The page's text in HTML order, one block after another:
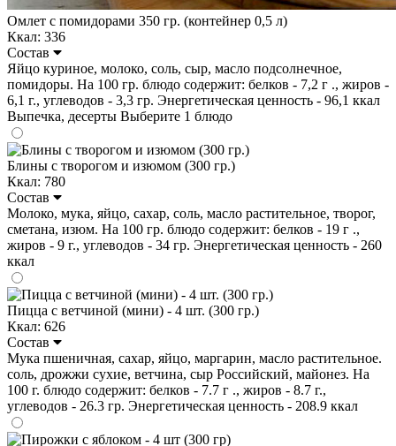
Омлет с помидорами 350 гр. (контейнер 0,5 л)
Ккал: 336
Состав
Яйцо куриное, молоко, соль, сыр, масло подсолнечное,
помидоры. На 100 гр. блюдо содержит: белков - 7,2 г ., жиров -
6,1 г., углеводов - 3,3 гр. Энергетическая ценность - 96,1 ккал
Выпечка, десерты Выберите 1 блюдо
Блины с творогом и изюмом (300 гр.)
Ккал: 780
Состав
Молоко, мука, яйцо, сахар, соль, масло растительное, творог,
сметана, изюм. На 100 гр. блюдо содержит: белков - 19 г .,
жиров - 9 г., углеводов - 34 гр. Энергетическая ценность - 260
ккал
Пицца с ветчиной (мини) - 4 шт. (300 гр.)
Ккал: 626
Состав
Мука пшеничная, сахар, яйцо, маргарин, масло растительное.
соль, дрожжи сухие, ветчина, сыр Российский, майонез. На
100 г. блюдо содержит: белков - 7.7 г ., жиров - 8.7 г.,
углеводов - 26.3 гр. Энергетическая ценность - 208.9 ккал